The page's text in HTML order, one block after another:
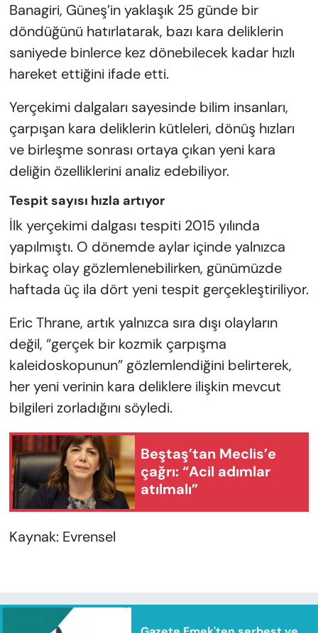
Banagiri, Güneş’in yaklaşık 25 günde bir
döndüğünü hatırlatarak, bazı kara deliklerin
saniyede binlerce kez dönebilecek kadar hızlı
hareket ettiğini ifade etti.
Yerçekimi dalgaları sayesinde bilim insanları,
çarpışan kara deliklerin kütleleri, dönüş hızları
ve birleşme sonrası ortaya çıkan yeni kara
deliğin özelliklerini analiz edebiliyor.
Tespit sayısı hızla artıyor
İlk yerçekimi dalgası tespiti 2015 yılında
yapılmıştı. O dönemde aylar içinde yalnızca
birkaç olay gözlemlenebilirken, günümüzde
haftada üç ila dört yeni tespit gerçekleştiriliyor.
Eric Thrane, artık yalnızca sıra dışı olayların
değil, “gerçek bir kozmik çarpışma
kaleidoskopunun” gözlemlendiğini belirterek,
her yeni verinin kara deliklere ilişkin mevcut
bilgileri zorladığını söyledi.
Beştaş’tan Meclis’e
çağrı: “Acil adımlar
atılmalı”
Kaynak: Evrensel